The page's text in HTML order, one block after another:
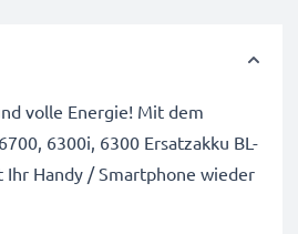
volle Energie! Mit dem
6300i, 6300 Ersatzakku BL-
Ihr Handy / Smartphone wieder